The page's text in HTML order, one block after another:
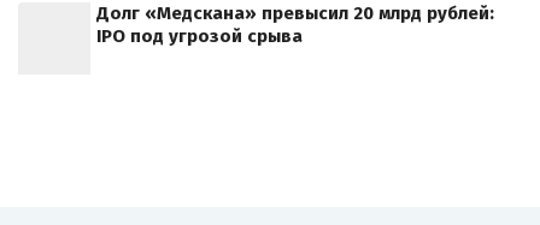
Долг «Медскана» превысил 20 млрд рублей:
IPO под угрозой срыва